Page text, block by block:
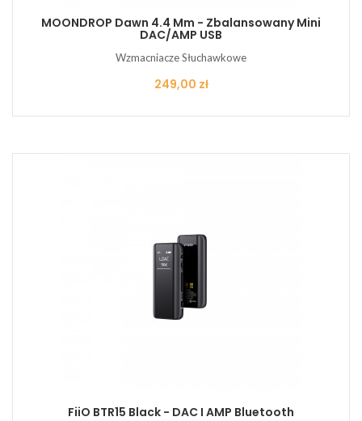
MOONDROP Dawn 4.4 Mm - Zbalansowany Mini
DAC/AMP USB
Wzmacniacze Słuchawkowe
Cena
249,00 zł
FiiO BTR15 Black - DAC I AMP Bluetooth